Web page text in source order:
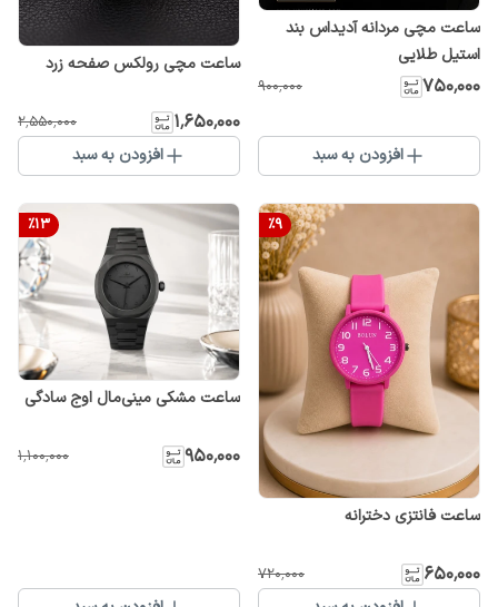
ساعت مچی مردانه آدیداس بند
استیل طلایی
۷۵۰٬۰۰۰ ۹۰۰٬۰۰۰
افزودن به سبد
ساعت مچی رولکس صفحه زرد
۱٬۶۵۰٬۰۰۰ ۲٬۵۵۰٬۰۰۰
افزودن به سبد
%9
ساعت فانتزی دخترانه
۶۵۰٬۰۰۰ ۷۲۰٬۰۰۰
%13
ساعت مشکی مینی‌مال اوج سادگی
۹۵۰٬۰۰۰ ۱٬۱۰۰٬۰۰۰